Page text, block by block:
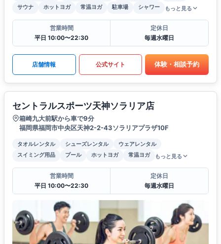
サウナ
ホットヨガ 常温ヨガ 駐車場 シャワー もっと見る
営業時間
平日 10:00〜22:30
定休日
毎週水曜日
店舗情報 公式サイト 体験・相談予約
セントラルスポーツ天神ソラリア店
箱崎九大前駅から車で9分
福岡県福岡市中央区天神2-2-43ソラリアプラザ10F
タオルレンタル シューズレンタル
ウェアレンタル
スイミング用品
プール ホットヨガ 常温ヨガ もっと見る
営業時間
平日 10:00〜22:30
定休日
毎週水曜日